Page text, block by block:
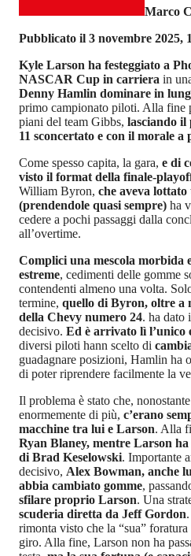
Marco
Pubblicato il 3 novembre 2025,
Kyle Larson ha festeggiato a
NASCAR Cup in carriera in
Denny Hamlin dominare in
primo campionato piloti. Alla fine
piani del team Gibbs, lasciando il
11 sconcertato e con il morale a
Come spesso capita, la gara, e di
visto il format della finale-
William Byron, che aveva
(prendendole quasi sempre) ha
cedere a pochi passaggi dalla
all’overtime.
Complici una mescola morbida
estreme, cedimenti delle gomme
contendenti almeno una volta.
termine, quello di Byron, oltre a
della Chevy numero 24. ha dato
decisivo. Ed è arrivato lì l’unico
diversi piloti hann scelto di
guadagnare posizioni, Hamlin ha
di poter riprendere facilmente la
Il problema è stato che,
enormemente di più, c’erano
macchine tra lui e Larson. Alla
Ryan Blaney, mentre Larson ha
di Brad Keselowski. Importante
decisivo, Alex Bowman, anche
abbia cambiato gomme,
sfilare proprio Larson. Una
scuderia diretta da Jeff Gordon
rimonta visto che la “sua”
giro. Alla fine, Larson non ha